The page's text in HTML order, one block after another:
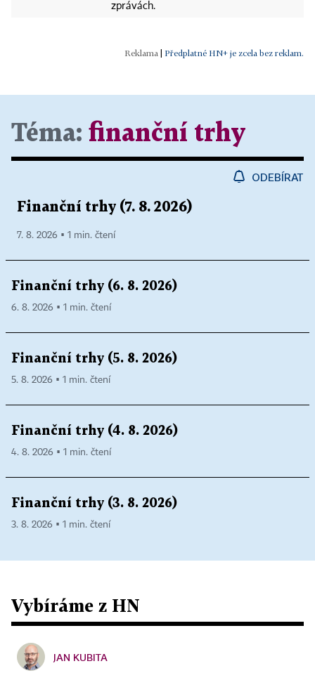
zprávách.
Předplatné HN+ je zcela bez reklam.
Téma: finanční trhy
ODEBÍRAT
Finanční trhy (7. 8. 2026)
7. 8. 2026 ▪ 1 min. čtení
Finanční trhy (6. 8. 2026)
6. 8. 2026 ▪ 1 min. čtení
Finanční trhy (5. 8. 2026)
5. 8. 2026 ▪ 1 min. čtení
Finanční trhy (4. 8. 2026)
4. 8. 2026 ▪ 1 min. čtení
Finanční trhy (3. 8. 2026)
3. 8. 2026 ▪ 1 min. čtení
Vybíráme z HN
JAN KUBITA